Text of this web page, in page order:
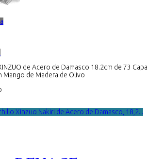
de Acero de Damasco 18.2cm de 73
Mango de Madera de Olivo
Xinzuo Nakiri de Acero de Damasco, 18,2...